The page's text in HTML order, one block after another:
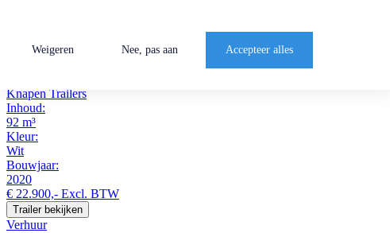
Referentie: TR1953
Knapen Trailers
Inhoud:
92 m³
Kleur:
Wit
Bouwjaar:
2020
€ 22.900,- Excl. BTW
Trailer bekijken
Verhuur
Weigeren Nee, pas aan Accepteer alles